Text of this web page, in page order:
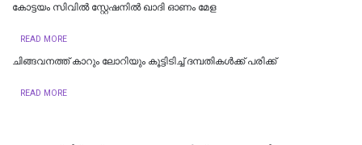
കോട്ടയം സിവിൽ സ്റ്റേഷനിൽ ഖാദി ഓണം മേള
READ MORE
ചിങ്ങവനത്ത് കാറും ലോറിയും കൂട്ടിടിച്ച് ദമ്പതികള്‍ക്ക് പരിക്ക്
READ MORE